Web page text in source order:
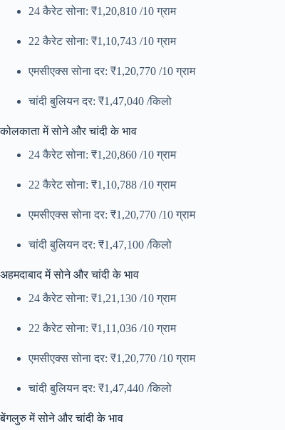
24 कैरेट सोना: ₹1,20,810 /10 ग्राम
22 कैरेट सोना: ₹1,10,743 /10 ग्राम
एमसीएक्स सोना दर: ₹1,20,770 /10 ग्राम
चांदी बुलियन दर: ₹1,47,040 /किलो
कोलकाता में सोने और चांदी के भाव
24 कैरेट सोना: ₹1,20,860 /10 ग्राम
22 कैरेट सोना: ₹1,10,788 /10 ग्राम
एमसीएक्स सोना दर: ₹1,20,770 /10 ग्राम
चांदी बुलियन दर: ₹1,47,100 /किलो
अहमदाबाद में सोने और चांदी के भाव
24 कैरेट सोना: ₹1,21,130 /10 ग्राम
22 कैरेट सोना: ₹1,11,036 /10 ग्राम
एमसीएक्स सोना दर: ₹1,20,770 /10 ग्राम
चांदी बुलियन दर: ₹1,47,440 /किलो
बेंगलुरु में सोने और चांदी के भाव